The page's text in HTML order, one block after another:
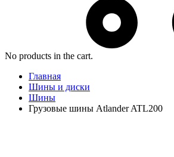
No products in the cart.
Главная
Шины и диски
Шины
Грузовые шины Atlander ATL200